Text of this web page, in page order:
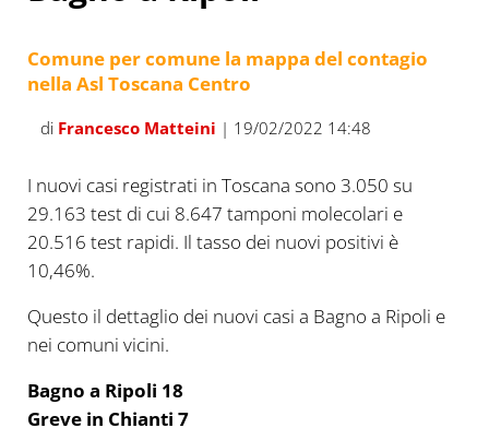
Comune per comune la mappa del contagio
nella Asl Toscana Centro
di Francesco Matteini | 19/02/2022 14:48
I nuovi casi registrati in Toscana sono 3.050 su
29.163 test di cui 8.647 tamponi molecolari e
20.516 test rapidi. Il tasso dei nuovi positivi è
10,46%.
Questo il dettaglio dei nuovi casi a Bagno a Ripoli e
nei comuni vicini.
Bagno a Ripoli 18
Greve in Chianti 7